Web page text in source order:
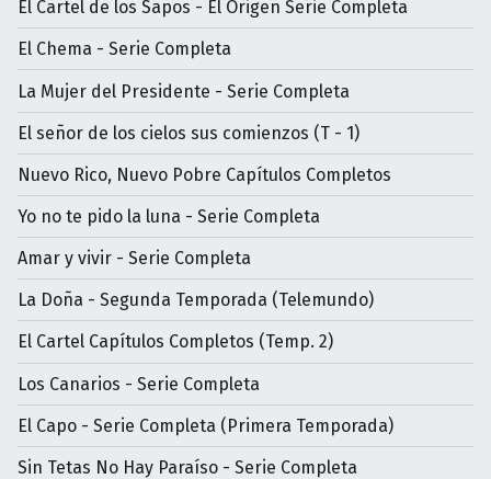
El Cartel de los Sapos - El Origen Serie Completa
El Chema - Serie Completa
La Mujer del Presidente - Serie Completa
El señor de los cielos sus comienzos (T - 1)
Nuevo Rico, Nuevo Pobre Capítulos Completos
Yo no te pido la luna - Serie Completa
Amar y vivir - Serie Completa
La Doña - Segunda Temporada (Telemundo)
El Cartel Capítulos Completos (Temp. 2)
Los Canarios - Serie Completa
El Capo - Serie Completa (Primera Temporada)
Sin Tetas No Hay Paraíso - Serie Completa